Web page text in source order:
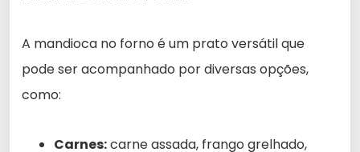
A mandioca no forno é um prato versátil que
pode ser acompanhado por diversas opções,
como:
Carnes:carne assada, frango grelhado,